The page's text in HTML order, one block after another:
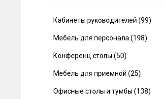
Кабинеты руководителей (99)
Мебель для персонала (198)
Конференц столы (50)
Мебель для приемной (25)
Офисные столы и тумбы (138)